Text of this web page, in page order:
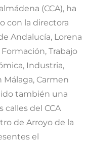
(CCA), ha
con la directora
Andalucía, Lorena
Trabajo
Industria,
Carmen
también una
del CCA
de Arroyo de la
el